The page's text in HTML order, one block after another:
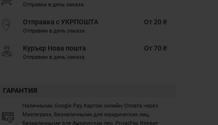
Отправка в день заказа
Отправка с УКРПОШТА
Отправим в день заказа
От 20 ₴
Куръєр Нова пошта
Отправим в день заказа
От 70 ₴
ГАРАНТИЯ
Наличными, Google Pay, Картою онлайн, Оплата через
Masterpass, Безналичными для юридических лиц,
Безналичными для физических лиц, PrivatPay, Кредит,